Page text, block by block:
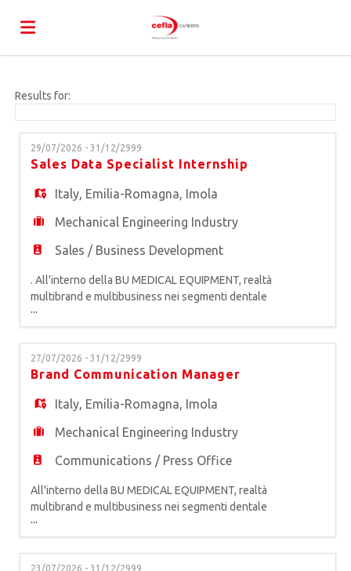
Job
list
Upload
your
CV
Login
Language
EN
FR
IT
DE
Results for:
29/07/2026 - 31/12/2999
Sales Data Specialist Internship
Italy, Emilia-Romagna, Imola
Mechanical Engineering Industry
Sales / Business Development
. All'interno della BU MEDICAL EQUIPMENT, realtà
multibrand e multibusiness nei segmenti dentale
e medicale, primo produttore europeo di
attrezzature odontoiatriche, siamo alla ricerca di
un* SALES DATA SPECIALIST da inserire in
Tirocinio Extracurriculare. In affiancamento e alle
dipendenze del Sales Area Manager, la figura
...
27/07/2026 - 31/12/2999
Brand Communication Manager
Italy, Emilia-Romagna, Imola
Mechanical Engineering Industry
Communications / Press Office
All'interno della BU MEDICAL EQUIPMENT, realtà
multibrand e multibusiness nei segmenti dentale
e medicale, primo produttore europeo di
attrezzature odontoiatriche, siamo alla ricerca di
un* BRAND COMMUNICATION MANAGER
...
23/07/2026 - 31/12/2999